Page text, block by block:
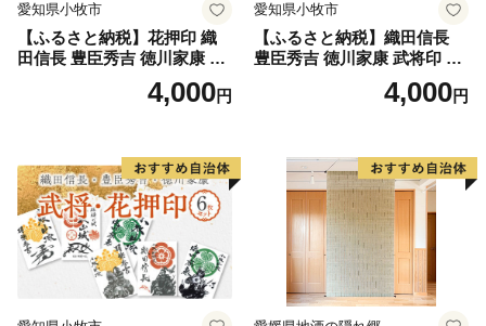
愛知県小牧市
【ふるさと納税】花押印 織
田信長 豊臣秀吉 徳川家康 3
枚 セット 戦国 武将 小牧山城
墨絵 龍画師 書道アーティス
牧市 お取り寄せ 送料無料
4,000円
愛知県小牧市
【ふるさと納税】織田信長
豊臣秀吉 徳川家康 武将印 3
枚 セット イラスト 戦国 武将
小牧山城 墨絵 龍画師 書道ア
愛知県 小牧市 お取り寄せ 送
4,000円